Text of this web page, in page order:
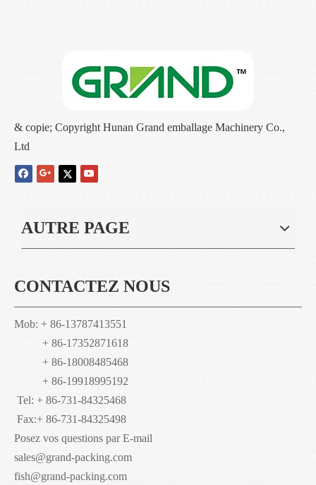
& copie; Copyright Hunan Grand emballage Machinery Co.,
Ltd
AUTRE PAGE
CONTACTEZ NOUS
Mob: + 86-13787413551
+ 86-17352871618
+ 86-18008485468
+ 86-19918995192
Tel: + 86-731-84325468
Fax:+ 86-731-84325498
Posez vos questions par E-mail
sales@grand-packing.com
fish@grand-packing.com